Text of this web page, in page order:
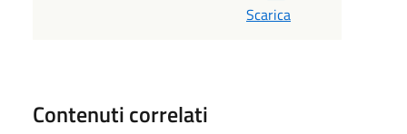
Scarica
Contenuti correlati